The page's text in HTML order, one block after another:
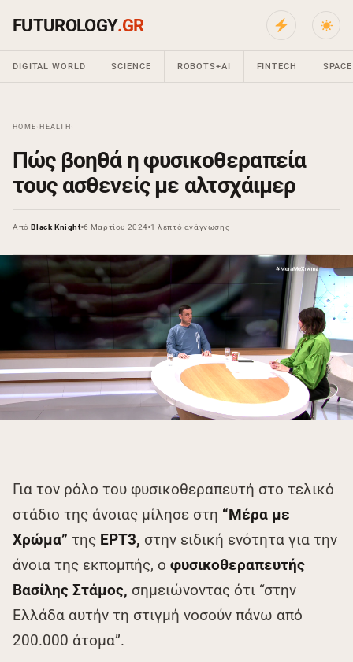
FUTUROLOGY.GR
DIGITAL WORLD SCIENCE ROBOTS+AI FINTECH SPACE
HOME HEALTH
Πώς βοηθά η φυσικοθεραπεία
τους ασθενείς με αλτσχάιμερ
ΑπόBlack Knight 6 Μαρτίου 2024 1 λεπτό ανάγνωσης
Για τον ρόλο του φυσικοθεραπευτή στο τελικό
στάδιο της άνοιας μίλησε στη “Μέρα με
Χρώμα” της ΕΡΤ3, στην ειδική ενότητα για την
άνοια της εκπομπής, ο φυσικοθεραπευτής
Βασίλης Στάμος, σημειώνοντας ότι “στην
Ελλάδα αυτήν τη στιγμή νοσούν πάνω από
200.000 άτομα”.